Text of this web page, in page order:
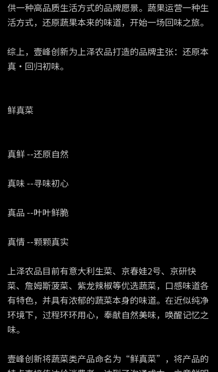
供一种高品质生活方式的品牌愿景。蔬果运营一种生
活方式，还原蔬果本来的味道，开始一场回味之旅。
综上，壹峰创新为上泽农品打造的品牌主张：还原本
真•回归初味。
鲜真菜
真鲜 --还原自然
真味 --寻味初心
真品 --叶叶鲜脆
真情 --颗颗真实
上泽农品目前有意大利生菜、京春娃2号、京研快
菜、詹姆斯菠菜、紫龙辣椒等优选蔬菜，口感味道各
有特色，并具有浓郁的蔬菜本身的味道。在近似纯净
环境下，过程环环用心，奉献自然美味，唤醒记忆之
味。
壹峰创新将蔬菜类产品命名为“鲜真菜”，将产品的